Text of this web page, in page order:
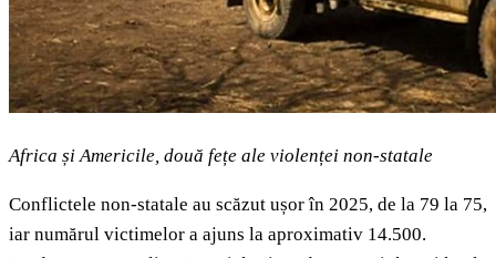
Africa și Americile, două fețe ale violenței non-statale
Conflictele non-statale au scăzut ușor în 2025, de la 79 la 75,
iar numărul victimelor a ajuns la aproximativ 14.500.